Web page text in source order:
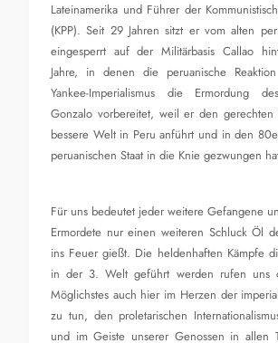
Lateinamerika und Führer der
(KPP). Seit 29 Jahren sitzt er vom alten
eingesperrt auf der Militärbasis Callao
Jahre, in denen die peruanische
Yankee-Imperialismus die Ermordung
Gonzalo vorbereitet, weil er den
bessere Welt in Peru anführt und in den
peruanischen Staat in die Knie gezwungen
Für uns bedeutet jeder weitere Gefangene
Ermordete nur einen weiteren Schluck Öl
ins Feuer gießt. Die heldenhaften Kämpfe
in der 3. Welt geführt werden rufen uns
Möglichstes auch hier im Herzen der
zu tun, den proletarischen
und im Geiste unserer Genossen in allen